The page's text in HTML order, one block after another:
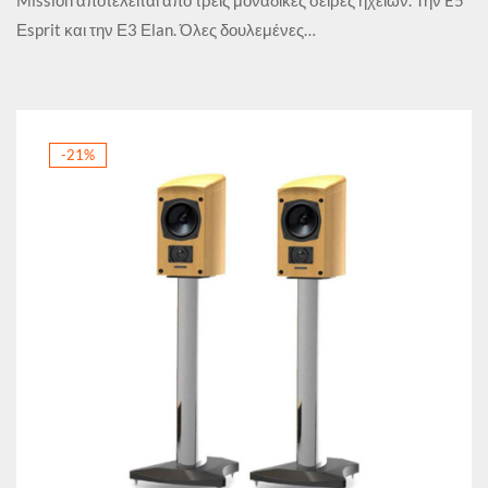
Εsprit και την Ε3 Εlan. Όλες δουλεμένες…
-21%